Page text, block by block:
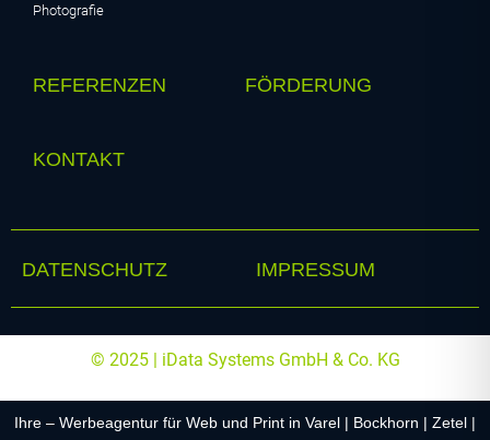
Photografie
REFERENZEN FÖRDERUNG
KONTAKT
DATENSCHUTZ IMPRESSUM
© 2025 | iData Systems GmbH & Co. KG
Ihre – Werbeagentur für Web und Print in Varel | Bockhorn | Zetel |